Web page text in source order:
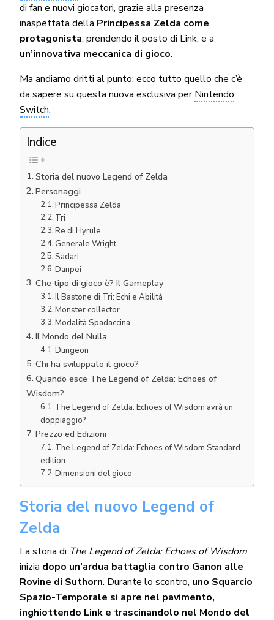
di fan e nuovi giocatori, grazie alla presenza
inaspettata della Principessa Zelda come
protagonista, prendendo il posto di Link, e a
un’innovativa meccanica di gioco.
Ma andiamo dritti al punto: ecco tutto quello che c’è
da sapere su questa nuova esclusiva perNintendo
Switch.
Indice
Storia del nuovo Legend of Zelda
Personaggi
Principessa Zelda
Tri
Re di Hyrule
Generale Wright
Sadari
Danpei
Che tipo di gioco è? Il Gameplay
Il Bastone di Tri: Echi e Abilità
Monster collector
Modalità Spadaccina
Il Mondo del Nulla
Dungeon
Chi ha sviluppato il gioco?
Quando esce The Legend of Zelda: Echoes of
Wisdom?
The Legend of Zelda: Echoes of Wisdom avrà un
doppiaggio?
Prezzo ed Edizioni
The Legend of Zelda: Echoes of Wisdom Standard
edition
Dimensioni del gioco
Storia del nuovo Legend of
Zelda
La storia di The Legend of Zelda: Echoes of Wisdom
inizia dopo un’ardua battaglia contro Ganon alle
Rovine di Suthorn. Durante lo scontro, uno Squarcio
Spazio-Temporale si apre nel pavimento,
inghiottendo Link e trascinandolo nel Mondo del